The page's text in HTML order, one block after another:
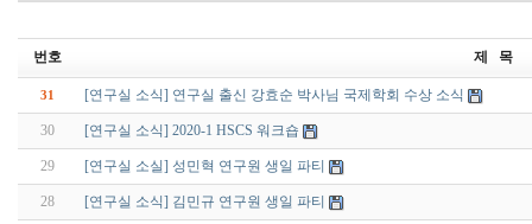
번호 제 목
31 [연구실 소식] 연구실 출신 강효순 박사님 국제학회 수상 소식
30 [연구실 소식] 2020-1 HSCS 워크숍
29 [연구실 소실] 성민혁 연구원 생일 파티
28 [연구실 소식] 김민규 연구원 생일 파티